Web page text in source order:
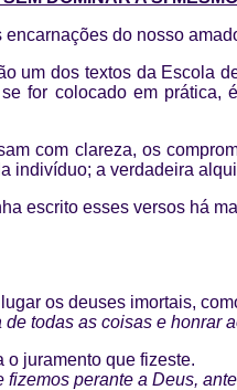
encarnações do nosso
um dos textos da Escola
for colocado em
com clareza, os
indivíduo; a verdadeira
escrito esses versos há
os deuses imortais,
de todas as coisas e honrar
o juramento que fizeste.
fizemos perante a Deus,